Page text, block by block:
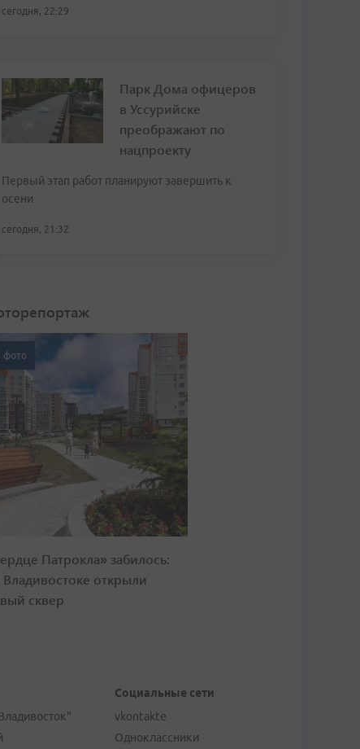
сегодня, 22:29
Парк Дома офицеров
в Уссурийске
преображают по
нацпроекту
Первый этап работ планируют завершить к
осени
сегодня, 21:32
фото
Патрокла» забилось:
Владивостоке открыли
сквер
Социальные сети
vkontakte
Одноклассники